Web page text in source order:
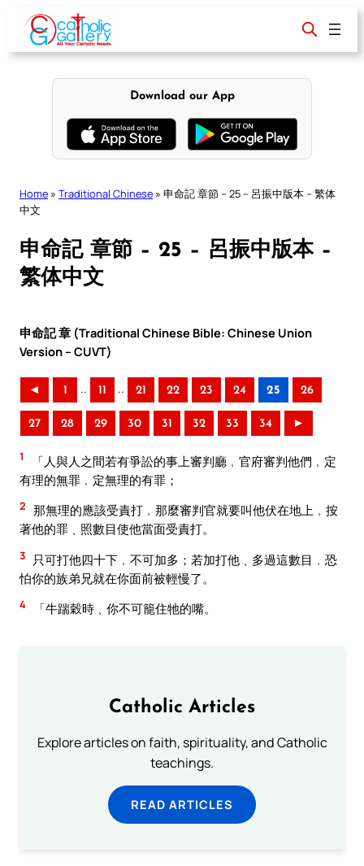
content
Download our App
Home » Traditional Chinese » 申命記 章節 – 25 – 呂振中版本 – 繁体
中文
申命記 章節 – 25 – 呂振中版本 –
繁体中文
申命記 章 (Traditional Chinese Bible: Chinese Union
Version – CUVT)
◄ 1 .. 11 .. 21 22 23 24 25 26
27 28 29 30 31 32 33 34 ►
1
「人與人之間若有爭訟的事上審判廳﹐官府審判他們﹐定
有理的無罪﹐定無理的有罪；
2 那無理的應該受責打﹐那麼審判官就要叫他伏在地上﹐按
著他的罪﹑照數目使他當面受責打。
3
只可打他四十下﹐不可加多；若加打他﹑多過這數目﹐恐
怕你的族弟兄就在你面前被輕慢了。
4 「牛踹穀時﹑你不可籠住牠的嘴。
Catholic Articles
Explore articles on faith, spirituality, and Catholic
teachings.
READ ARTICLES